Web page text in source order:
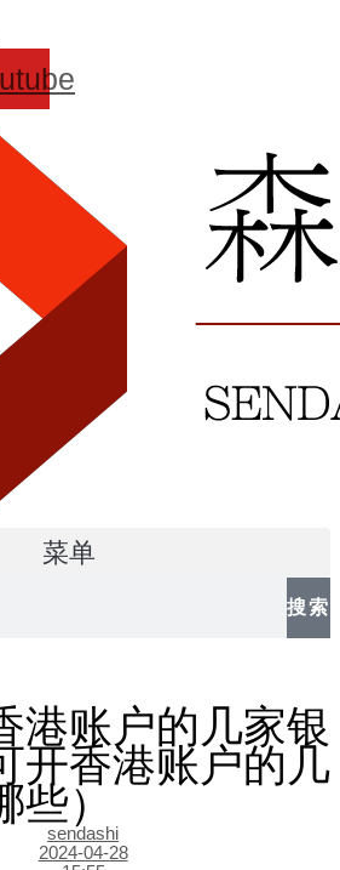
菜单
搜索
港账户的几家银
开香港账户的几
）
sendashi
2024-04-28